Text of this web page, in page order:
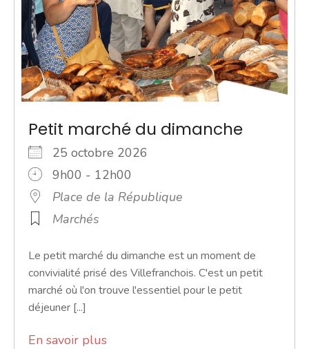
Petit marché du dimanche
25 octobre 2026
9h00 - 12h00
Place de la République
Marchés
Le petit marché du dimanche est un moment de
convivialité prisé des Villefranchois. C'est un petit
marché où l'on trouve l'essentiel pour le petit
déjeuner [...]
En savoir plus